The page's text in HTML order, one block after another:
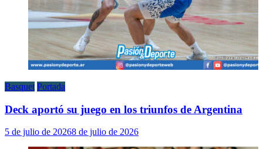
Basquet Portada
Deck aportó su juego en los triunfos de Argentina
5 de julio de 20268 de julio de 2026